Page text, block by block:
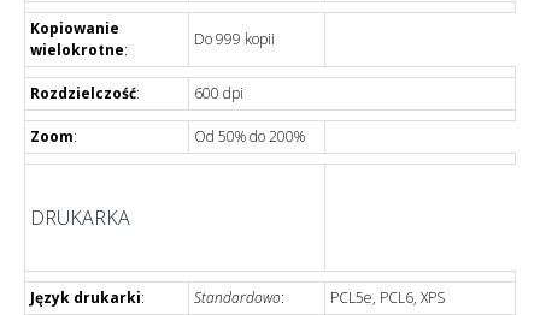
Kopiowanie
wielokrotne:
Do 999 kopii
Rozdzielczość: 600 dpi
Zoom: Od 50% do 200%
DRUKARKA
Język drukarki: Standardowo:
PCL5e, PCL6, XPS